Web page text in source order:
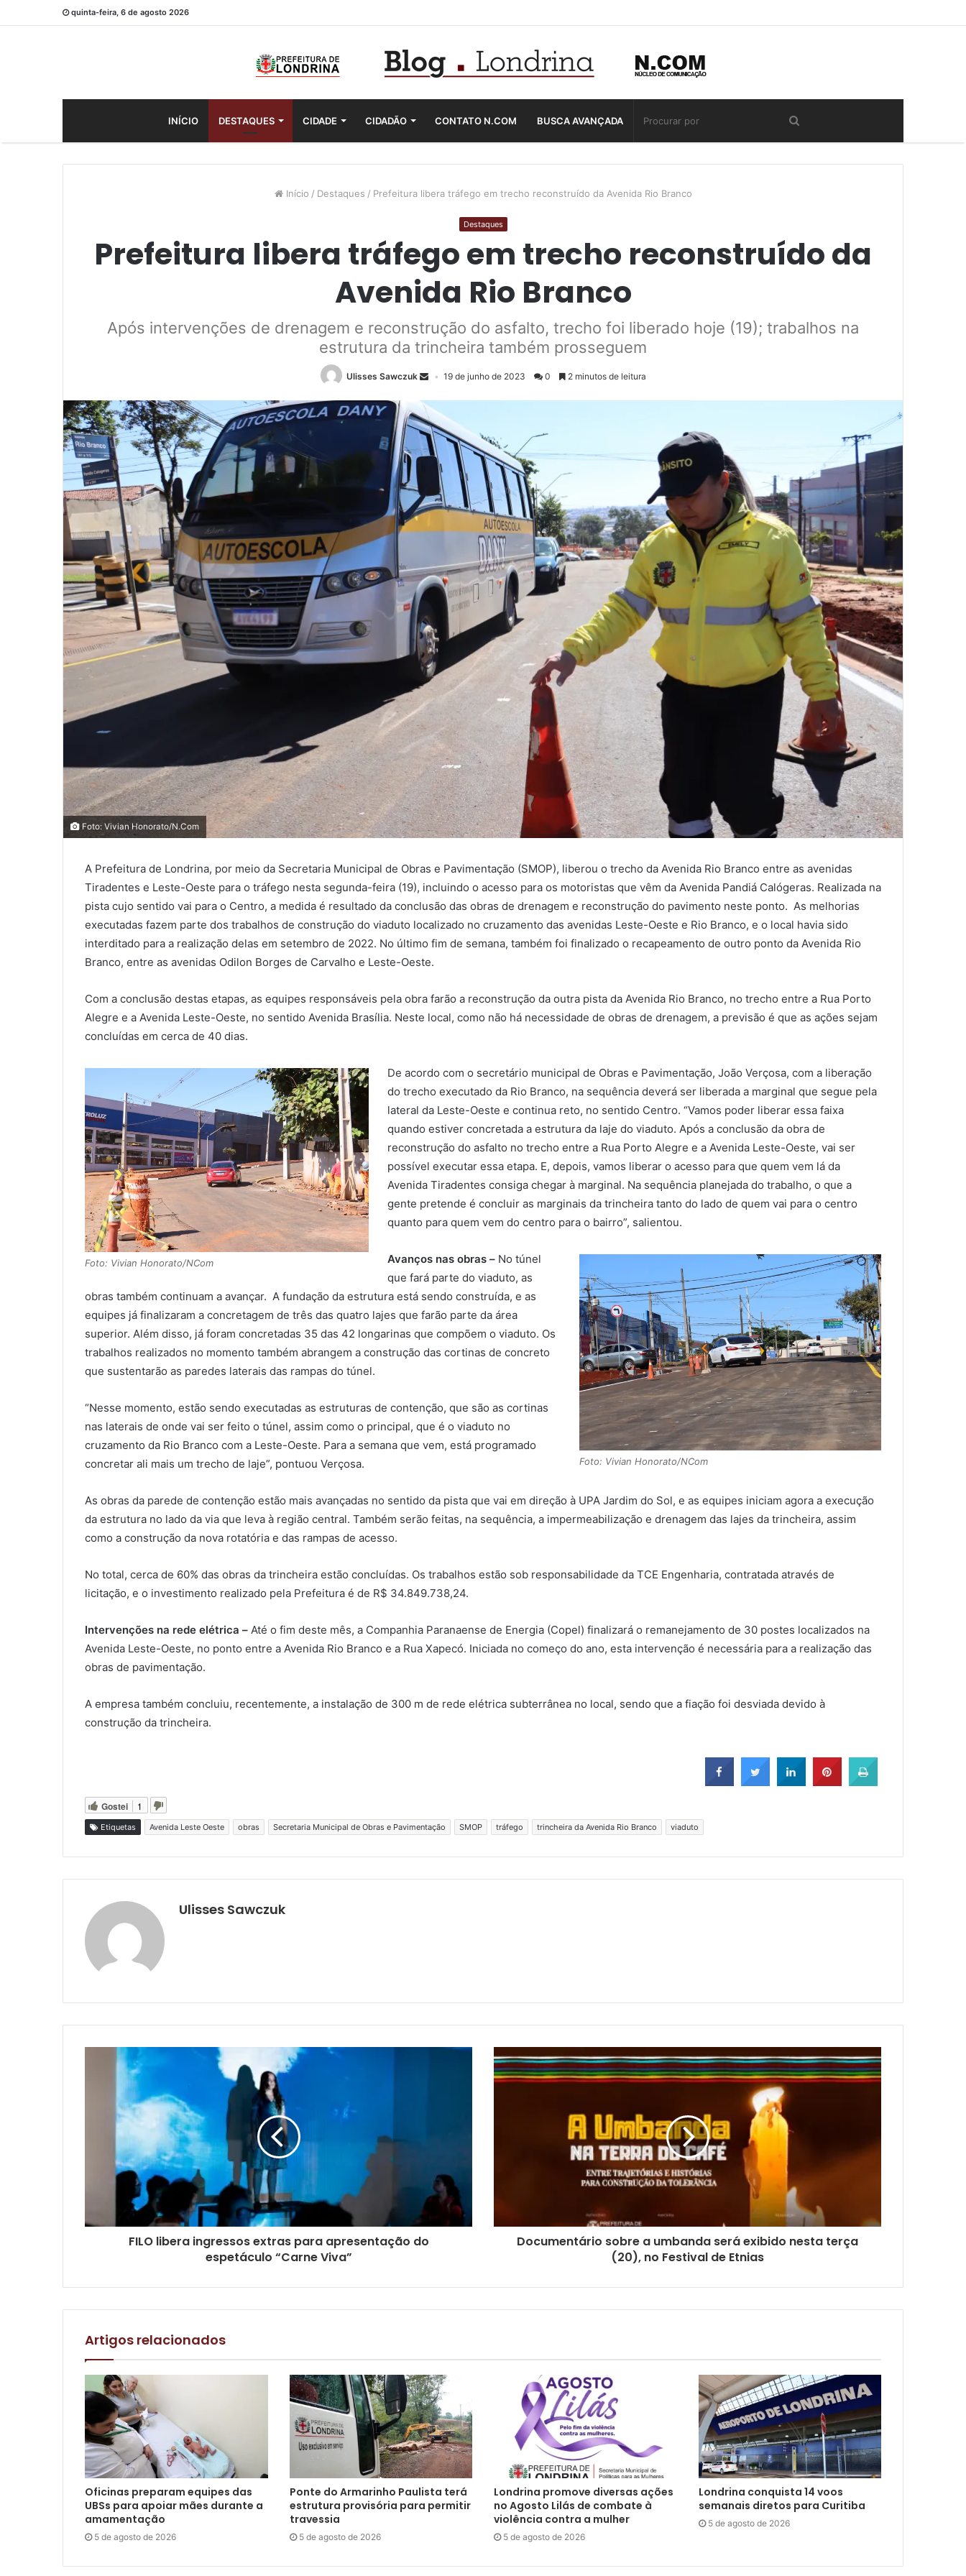
quinta-feira, 6 de agosto 2026
INÍCIO DESTAQUES CIDADE CIDADÃO CONTATO N.COM BUSCA AVANÇADA
Início / Destaques / Prefeitura libera tráfego em trecho reconstruído da Avenida Rio Branco
Destaques
Prefeitura libera tráfego em trecho reconstruído da
Avenida Rio Branco
Após intervenções de drenagem e reconstrução do asfalto, trecho foi liberado hoje (19); trabalhos na
estrutura da trincheira também prosseguem
Ulisses Sawczuk 19 de junho de 2023 0 2 minutos de leitura
Foto: Vivian Honorato/N.Com
A Prefeitura de Londrina, por meio da Secretaria Municipal de Obras e Pavimentação (SMOP), liberou o trecho da Avenida Rio Branco entre as avenidas
Tiradentes e Leste-Oeste para o tráfego nesta segunda-feira (19), incluindo o acesso para os motoristas que vêm da Avenida Pandiá Calógeras. Realizada na
pista cujo sentido vai para o Centro, a medida é resultado da conclusão das obras de drenagem e reconstrução do pavimento neste ponto. As melhorias
executadas fazem parte dos trabalhos de construção do viaduto localizado no cruzamento das avenidas Leste-Oeste e Rio Branco, e o local havia sido
interditado para a realização delas em setembro de 2022. No último fim de semana, também foi finalizado o recapeamento de outro ponto da Avenida Rio
Branco, entre as avenidas Odilon Borges de Carvalho e Leste-Oeste.
Com a conclusão destas etapas, as equipes responsáveis pela obra farão a reconstrução da outra pista da Avenida Rio Branco, no trecho entre a Rua Porto
Alegre e a Avenida Leste-Oeste, no sentido Avenida Brasília. Neste local, como não há necessidade de obras de drenagem, a previsão é que as ações sejam
concluídas em cerca de 40 dias.
Foto: Vivian Honorato/NCom
De acordo com o secretário municipal de Obras e Pavimentação, João Verçosa, com a liberação
do trecho executado da Rio Branco, na sequência deverá ser liberada a marginal que segue pela
lateral da Leste-Oeste e continua reto, no sentido Centro. “Vamos poder liberar essa faixa
quando estiver concretada a estrutura da laje do viaduto. Após a conclusão da obra de
reconstrução do asfalto no trecho entre a Rua Porto Alegre e a Avenida Leste-Oeste, vai ser
possível executar essa etapa. E, depois, vamos liberar o acesso para que quem vem lá da
Avenida Tiradentes consiga chegar à marginal. Na sequência planejada do trabalho, o que a
gente pretende é concluir as marginais da trincheira tanto do lado de quem vai para o centro
quanto para quem vem do centro para o bairro”, salientou.
Foto: Vivian Honorato/NCom
Avanços nas obras – No túnel
que fará parte do viaduto, as
obras também continuam a avançar. A fundação da estrutura está sendo construída, e as
equipes já finalizaram a concretagem de três das quatro lajes que farão parte da área
superior. Além disso, já foram concretadas 35 das 42 longarinas que compõem o viaduto. Os
trabalhos realizados no momento também abrangem a construção das cortinas de concreto
que sustentarão as paredes laterais das rampas do túnel.
“Nesse momento, estão sendo executadas as estruturas de contenção, que são as cortinas
nas laterais de onde vai ser feito o túnel, assim como o principal, que é o viaduto no
cruzamento da Rio Branco com a Leste-Oeste. Para a semana que vem, está programado
concretar ali mais um trecho de laje”, pontuou Verçosa.
As obras da parede de contenção estão mais avançadas no sentido da pista que vai em direção à UPA Jardim do Sol, e as equipes iniciam agora a execução
da estrutura no lado da via que leva à região central. Também serão feitas, na sequência, a impermeabilização e drenagem das lajes da trincheira, assim
como a construção da nova rotatória e das rampas de acesso.
No total, cerca de 60% das obras da trincheira estão concluídas. Os trabalhos estão sob responsabilidade da TCE Engenharia, contratada através de
licitação, e o investimento realizado pela Prefeitura é de R$ 34.849.738,24.
Intervenções na rede elétrica – Até o fim deste mês, a Companhia Paranaense de Energia (Copel) finalizará o remanejamento de 30 postes localizados na
Avenida Leste-Oeste, no ponto entre a Avenida Rio Branco e a Rua Xapecó. Iniciada no começo do ano, esta intervenção é necessária para a realização das
obras de pavimentação.
A empresa também concluiu, recentemente, a instalação de 300 m de rede elétrica subterrânea no local, sendo que a fiação foi desviada devido à
construção da trincheira.
Gostei 1
Etiquetas Avenida Leste Oeste obras Secretaria Municipal de Obras e Pavimentação SMOP tráfego trincheira da Avenida Rio Branco viaduto
Ulisses Sawczuk
FILO libera ingressos extras para apresentação do
espetáculo “Carne Viva”
Documentário sobre a umbanda será exibido nesta terça
(20), no Festival de Etnias
Artigos relacionados
Oficinas preparam equipes das
UBSs para apoiar mães durante a
amamentação
5 de agosto de 2026
Ponte do Armarinho Paulista terá
estrutura provisória para permitir
travessia
5 de agosto de 2026
Londrina promove diversas ações
no Agosto Lilás de combate à
violência contra a mulher
5 de agosto de 2026
Londrina conquista 14 voos
semanais diretos para Curitiba
5 de agosto de 2026
COMPARTILHAMENTOS